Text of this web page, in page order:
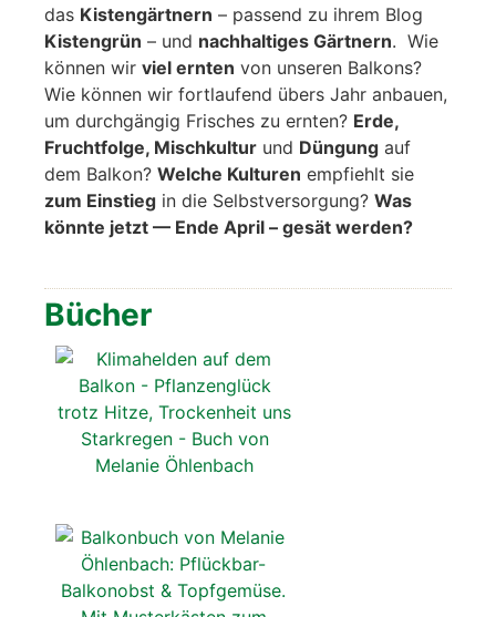
das Kis­ten­gärt­nern – pas­send zu ihrem Blog
Kis­ten­grün – und nach­hal­ti­ges Gärt­nern. Wie
kön­nen wir viel ern­ten von unse­ren Bal­kons?
Wie kön­nen wir fort­lau­fend übers Jahr anbau­en,
um durch­gän­gig Fri­sches zu ern­ten? Erde,
Frucht­fol­ge, Misch­kul­tur und Dün­gung auf
dem Bal­kon? Wel­che Kul­tu­ren emp­fiehlt sie
zum Ein­stieg in die Selbst­ver­sor­gung? Was
könn­te jetzt — Ende April – gesät wer­den?
Bücher